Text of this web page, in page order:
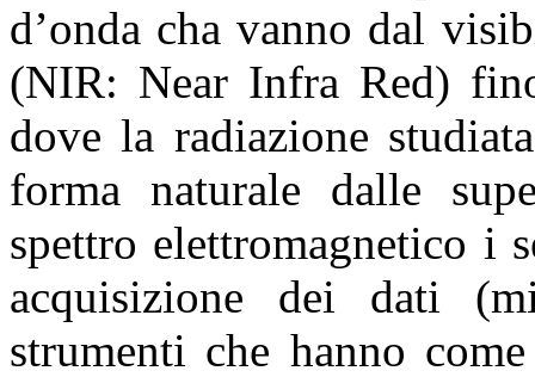
d’onda cha vanno dal
(NIR: Near Infra Red)
dove la radiazione
forma naturale dalle
spettro elettromagnetico i
acquisizione dei dati
strumenti che hanno